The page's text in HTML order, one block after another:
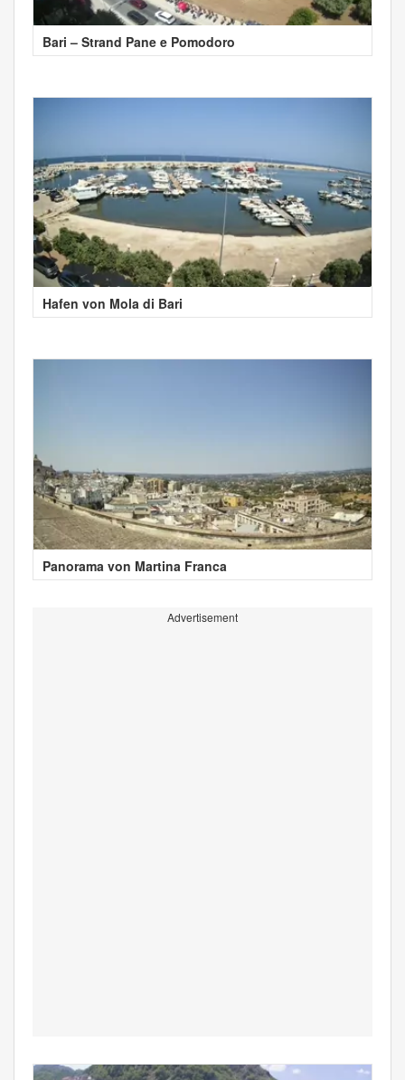
Bari – Strand Pane e Pomodoro
Hafen von Mola di Bari
Panorama von Martina Franca
Advertisement